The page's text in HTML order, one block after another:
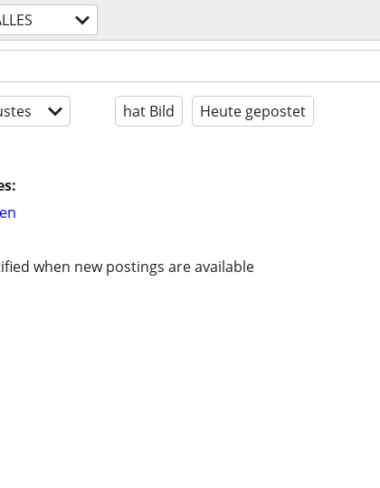
hat Bild Heute gepostet
when new postings are available